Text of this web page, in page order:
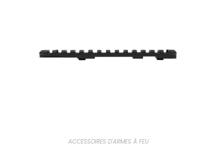
SÉLECTIONNER UNE OPTION
ACCESSOIRES D'ARMES À FEU